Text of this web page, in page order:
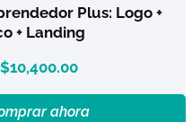
Plus: Logo +
+ Landing
$10,400.00
ahora